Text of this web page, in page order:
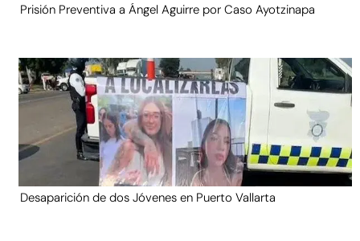
Prisión Preventiva a Ángel Aguirre por Caso Ayotzinapa
Desaparición de dos Jóvenes en Puerto Vallarta